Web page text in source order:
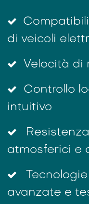
di veicoli
Velocità di
Controllo
intuitivo
atmosferici e
avanzate e